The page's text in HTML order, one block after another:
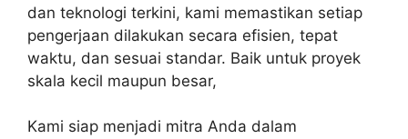
dan teknologi terkini, kami memastikan setiap
pengerjaan dilakukan secara efisien, tepat
waktu, dan sesuai standar. Baik untuk proyek
skala kecil maupun besar,
Kami siap menjadi mitra Anda dalam